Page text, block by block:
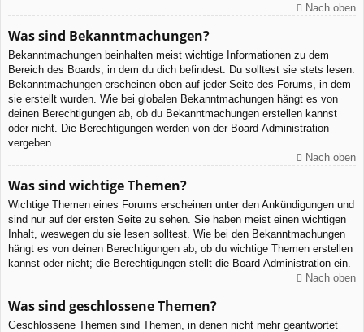
Nach oben
Was sind Bekanntmachungen?
Bekanntmachungen beinhalten meist wichtige Informationen zu dem
Bereich des Boards, in dem du dich befindest. Du solltest sie stets lesen.
Bekanntmachungen erscheinen oben auf jeder Seite des Forums, in dem
sie erstellt wurden. Wie bei globalen Bekanntmachungen hängt es von
deinen Berechtigungen ab, ob du Bekanntmachungen erstellen kannst
oder nicht. Die Berechtigungen werden von der Board-Administration
vergeben.
Nach oben
Was sind wichtige Themen?
Wichtige Themen eines Forums erscheinen unter den Ankündigungen und
sind nur auf der ersten Seite zu sehen. Sie haben meist einen wichtigen
Inhalt, weswegen du sie lesen solltest. Wie bei den Bekanntmachungen
hängt es von deinen Berechtigungen ab, ob du wichtige Themen erstellen
kannst oder nicht; die Berechtigungen stellt die Board-Administration ein.
Nach oben
Was sind geschlossene Themen?
Geschlossene Themen sind Themen, in denen nicht mehr geantwortet